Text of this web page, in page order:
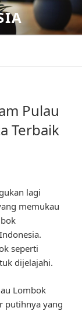
Pulau
Terbaik
lagi
memukau
seperti
dijelajahi.
Lombok
putihnya yang